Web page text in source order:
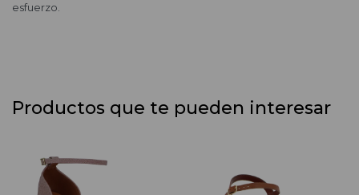
esfuerzo.
Productos que te pueden interesar